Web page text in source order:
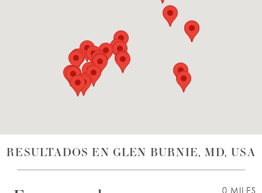
LISTA DE DESEOS
RESULTADOS EN GLEN BURNIE, MD, USA
0 MILES